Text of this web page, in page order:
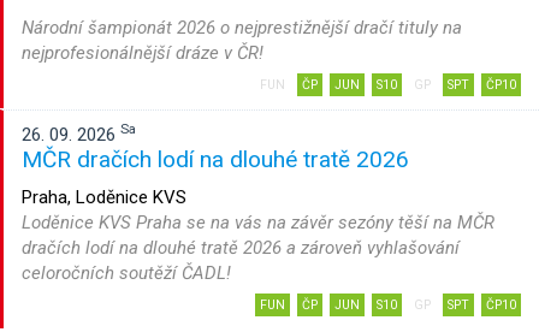
Národní šampionát 2026 o nejprestižnější dračí tituly na
nejprofesionálnější dráze v ČR!
FUN ČP JUN S10 GP SPT ČP10
26. 09. 2026 Sa
MČR dračích lodí na dlouhé tratě 2026
Praha, Loděnice KVS
Loděnice KVS Praha se na vás na závěr sezóny těší na MČR
dračích lodí na dlouhé tratě 2026 a zároveň vyhlašování
celoročních soutěží ČADL!
FUN ČP JUN S10 GP SPT ČP10